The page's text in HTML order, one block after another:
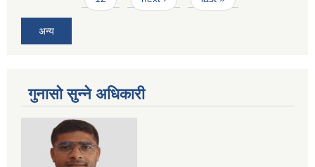
अन्य
गुनासो सुन्ने अधिकारी